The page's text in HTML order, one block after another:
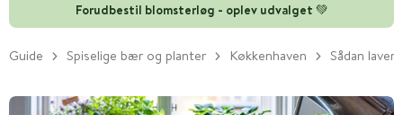
Forudbestil blomsterløg - oplev udvalget 💚
Guide Spiselige bær og planter Køkkenhaven Sådan laver